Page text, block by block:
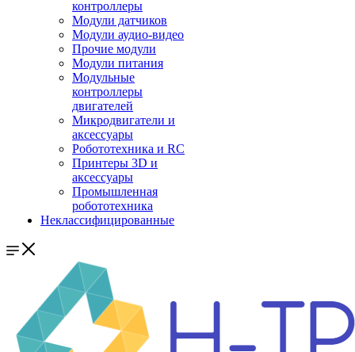
контроллеры
Модули датчиков
Модули аудио-видео
Прочие модули
Модули питания
Модульные
контроллеры
двигателей
Микродвигатели и
аксессуары
Робототехника и RC
Принтеры 3D и
аксессуары
Промышленная
робототехника
Неклассифицированные